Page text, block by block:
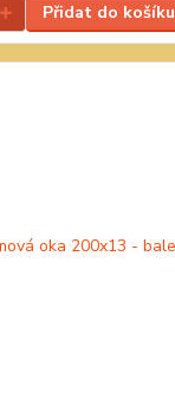
Přidat do košíku